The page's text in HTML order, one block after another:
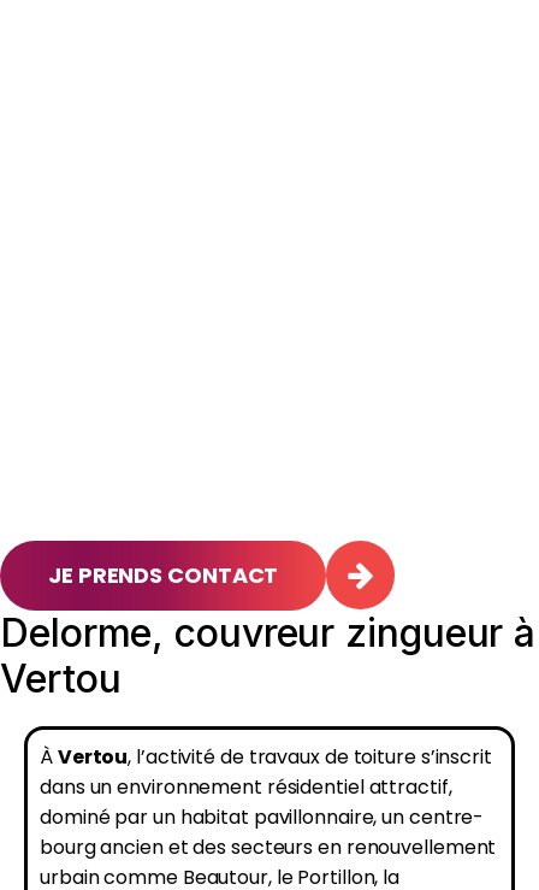
Delorme, couvreur zingueur à
Vertou
JE PRENDS CONTACT
ÀVertou, l’activité de travaux de toiture s’inscrit
dans un environnement résidentiel attractif,
dominé par un habitat pavillonnaire, un centre-
bourg ancien et des secteurs en renouvellement
urbain comme Beautour, le Portillon, la